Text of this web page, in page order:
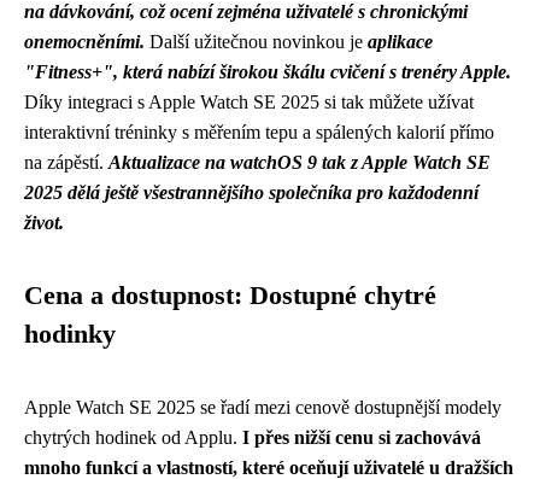
na dávkování, což ocení zejména uživatelé s chronickými
onemocněními. Další užitečnou novinkou je aplikace
"Fitness+", která nabízí širokou škálu cvičení s trenéry Apple.
Díky integraci s Apple Watch SE 2025 si tak můžete užívat
interaktivní tréninky s měřením tepu a spálených kalorií přímo
na zápěstí. Aktualizace na watchOS 9 tak z Apple Watch SE
2025 dělá ještě všestrannějšího společníka pro každodenní
život.
Cena a dostupnost: Dostupné chytré
hodinky
Apple Watch SE 2025 se řadí mezi cenově dostupnější modely
chytrých hodinek od Applu. I přes nižší cenu si zachovává
mnoho funkcí a vlastností, které oceňují uživatelé u dražších